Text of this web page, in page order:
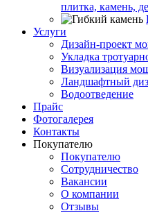
плитка, камень,
Услуги
Дизайн-проект
Укладка
Визуализация
Ландшафтный
Водоотведение
Прайс
Фотогалерея
Контакты
Покупателю
Покупателю
Сотрудничество
Вакансии
О компании
Отзывы